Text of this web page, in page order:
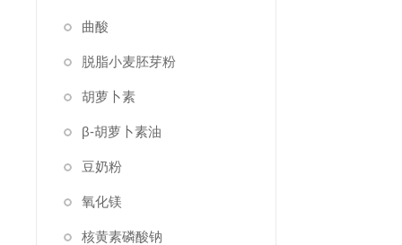
曲酸
脱脂小麦胚芽粉
胡萝卜素
β-胡萝卜素油
豆奶粉
氧化镁
核黄素磷酸钠